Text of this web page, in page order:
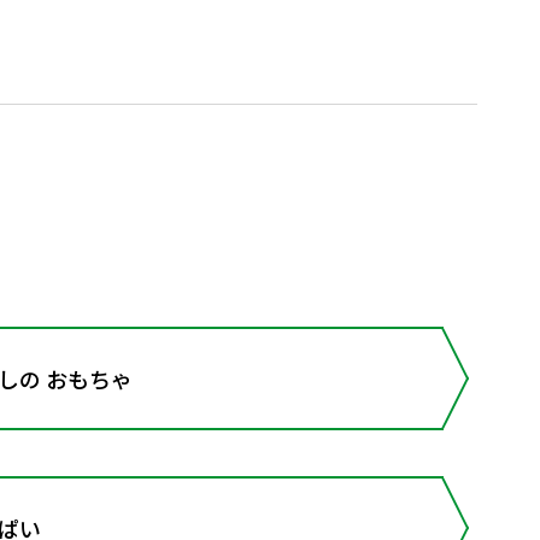
の おもちゃ
い